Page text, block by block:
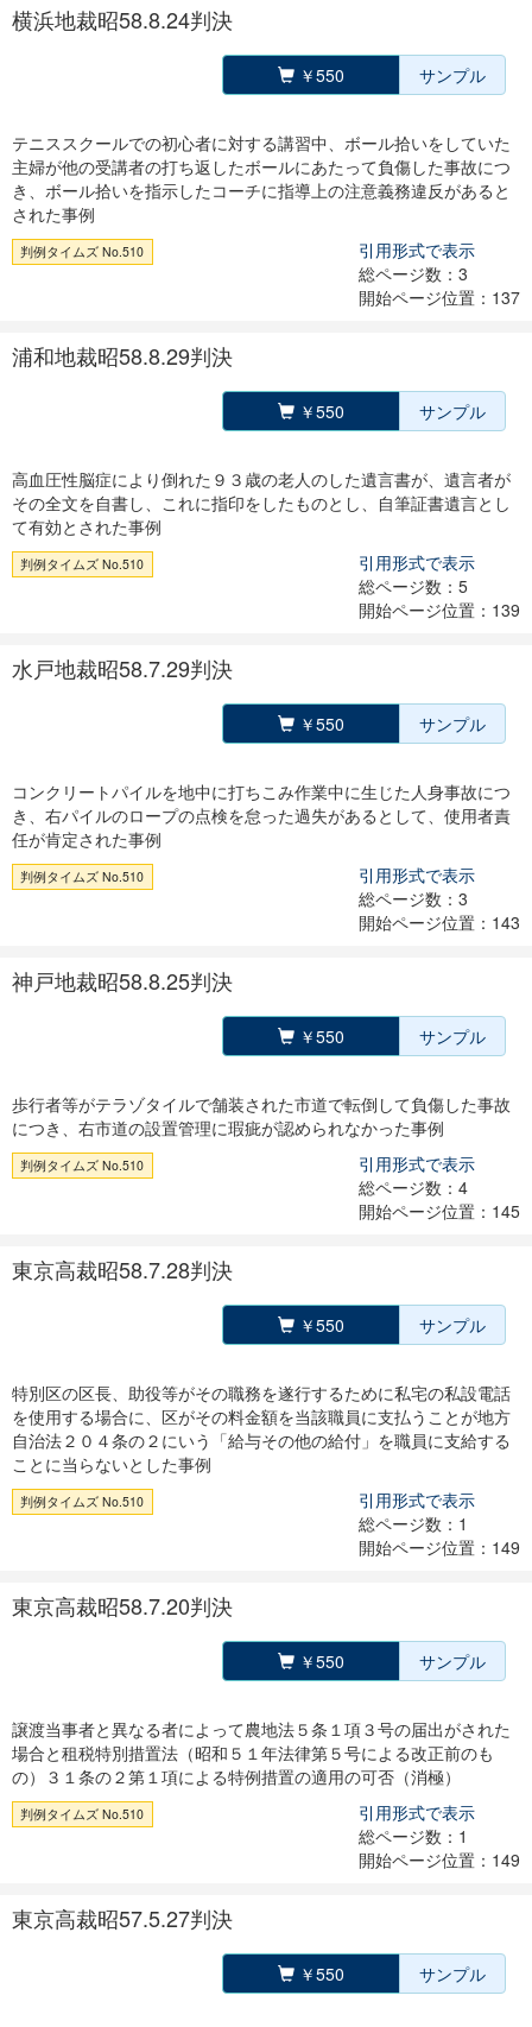
横浜地裁昭58.8.24判決
￥550 サンプル
テニススクールでの初心者に対する講習中、ボール拾いをしていた
主婦が他の受講者の打ち返したボールにあたって負傷した事故につ
き、ボール拾いを指示したコーチに指導上の注意義務違反があると
された事例
判例タイムズ No.510
引用形式で表示
総ページ数：3
開始ページ位置：137
浦和地裁昭58.8.29判決
￥550 サンプル
高血圧性脳症により倒れた９３歳の老人のした遺言書が、遺言者が
その全文を自書し、これに指印をしたものとし、自筆証書遺言とし
て有効とされた事例
判例タイムズ No.510
引用形式で表示
総ページ数：5
開始ページ位置：139
水戸地裁昭58.7.29判決
￥550 サンプル
コンクリートパイルを地中に打ちこみ作業中に生じた人身事故につ
き、右パイルのロープの点検を怠った過失があるとして、使用者責
任が肯定された事例
判例タイムズ No.510
引用形式で表示
総ページ数：3
開始ページ位置：143
神戸地裁昭58.8.25判決
￥550 サンプル
歩行者等がテラゾタイルで舗装された市道で転倒して負傷した事故
につき、右市道の設置管理に瑕疵が認められなかった事例
判例タイムズ No.510
引用形式で表示
総ページ数：4
開始ページ位置：145
東京高裁昭58.7.28判決
￥550 サンプル
特別区の区長、助役等がその職務を遂行するために私宅の私設電話
を使用する場合に、区がその料金額を当該職員に支払うことが地方
自治法２０４条の２にいう「給与その他の給付」を職員に支給する
ことに当らないとした事例
判例タイムズ No.510
引用形式で表示
総ページ数：1
開始ページ位置：149
東京高裁昭58.7.20判決
￥550 サンプル
譲渡当事者と異なる者によって農地法５条１項３号の届出がされた
場合と租税特別措置法（昭和５１年法律第５号による改正前のも
の）３１条の２第１項による特例措置の適用の可否（消極）
判例タイムズ No.510
引用形式で表示
総ページ数：1
開始ページ位置：149
東京高裁昭57.5.27判決
￥550 サンプル